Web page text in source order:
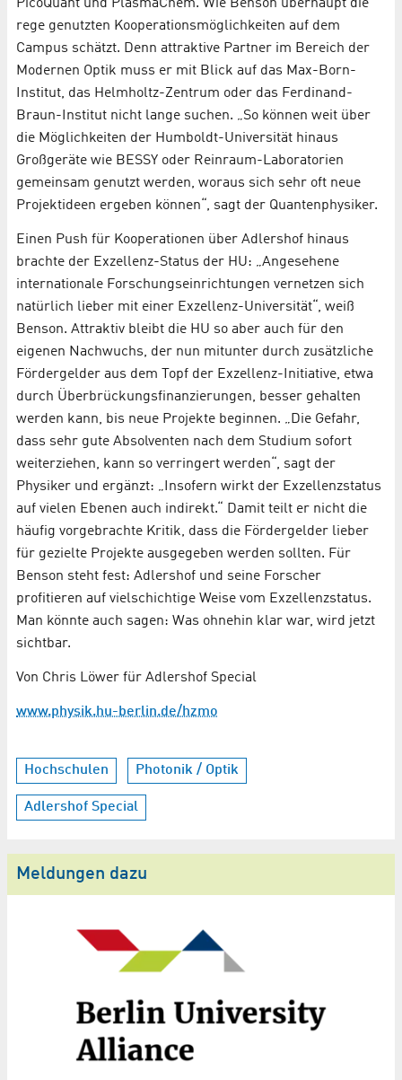
PicoQuant und PlasmaChem. Wie Benson überhaupt die
rege genutzten Kooperationsmöglichkeiten auf dem
Campus schätzt. Denn attraktive Partner im Bereich der
Modernen Optik muss er mit Blick auf das Max-Born-
Institut, das Helmholtz-Zentrum oder das Ferdinand-
Braun-Institut nicht lange suchen. „So können weit über
die Möglichkeiten der Humboldt-Universität hinaus
Großgeräte wie BESSY oder Reinraum-Laboratorien
gemeinsam genutzt werden, woraus sich sehr oft neue
Projektideen ergeben können“, sagt der Quantenphysiker.
Einen Push für Kooperationen über Adlershof hinaus
brachte der Exzellenz-Status der HU: „Angesehene
internationale Forschungseinrichtungen vernetzen sich
natürlich lieber mit einer Exzellenz-Universität“, weiß
Benson. Attraktiv bleibt die HU so aber auch für den
eigenen Nachwuchs, der nun mitunter durch zusätzliche
Fördergelder aus dem Topf der Exzellenz-Initiative, etwa
durch Überbrückungsfinanzierungen, besser gehalten
werden kann, bis neue Projekte beginnen. „Die Gefahr,
dass sehr gute Absolventen nach dem Studium sofort
weiterziehen, kann so verringert werden“, sagt der
Physiker und ergänzt: „Insofern wirkt der Exzellenzstatus
auf vielen Ebenen auch indirekt.“ Damit teilt er nicht die
häufig vorgebrachte Kritik, dass die Fördergelder lieber
für gezielte Projekte ausgegeben werden sollten. Für
Benson steht fest: Adlershof und seine Forscher
profitieren auf vielschichtige Weise vom Exzellenzstatus.
Man könnte auch sagen: Was ohnehin klar war, wird jetzt
sichtbar.
Von Chris Löwer für Adlershof Special
www.physik.hu-berlin.de/hzmo
Hochschulen Photonik / Optik
Adlershof Special
Meldungen dazu